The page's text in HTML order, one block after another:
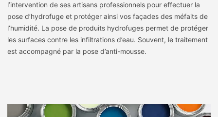
l’intervention de ses artisans professionnels pour effectuer la
pose d’hydrofuge et protéger ainsi vos façades des méfaits de
l’humidité. La pose de produits hydrofuges permet de protéger
les surfaces contre les infiltrations d’eau. Souvent, le traitement
est accompagné par la pose d’anti-mousse.